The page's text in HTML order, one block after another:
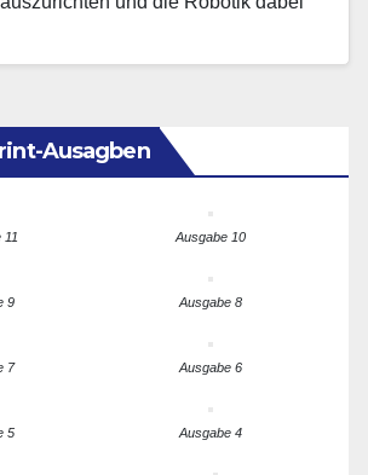
Ausagben
11 Ausgabe 10
9 Ausgabe 8
7 Ausgabe 6
5 Ausgabe 4